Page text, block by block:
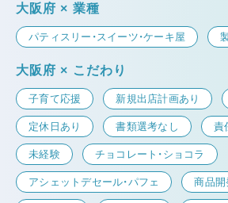
大阪府 × 業種
パティスリー・スイーツ・ケーキ屋
大阪府 × こだわり
子育て応援 新規出店計画あり
定休日あり 書類選考なし 責
未経験 チョコレート・ショコラ
アシェットデセール・パフェ 商品開